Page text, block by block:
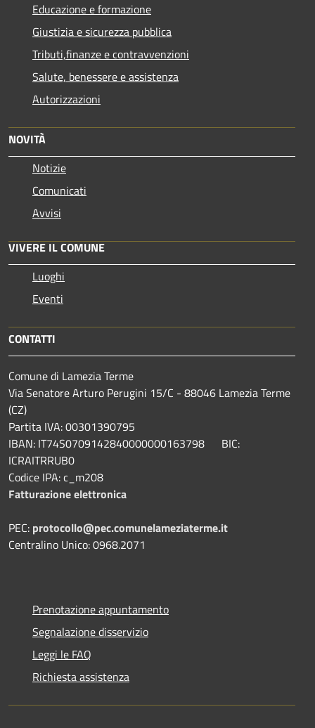
Educazione e formazione
Giustizia e sicurezza pubblica
Tributi,finanze e contravvenzioni
Salute, benessere e assistenza
Autorizzazioni
NOVITÀ
Notizie
Comunicati
Avvisi
VIVERE IL COMUNE
Luoghi
Eventi
CONTATTI
Comune di Lamezia Terme
Via Senatore Arturo Perugini 15/C - 88046 Lamezia Terme
(CZ)
Partita IVA: 00301390795
IBAN: IT74S0709142840000000163798 BIC:
ICRAITRRUB0
Codice IPA: c_m208
Fatturazione elettronica
PEC: protocollo@pec.comunelameziaterme.it
Centralino Unico: 0968.2071
Prenotazione appuntamento
Segnalazione disservizio
Leggi le FAQ
Richiesta assistenza